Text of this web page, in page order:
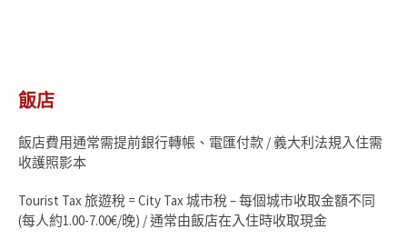
飯店
飯店費用通常需提前銀行轉帳、電匯付款 / 義大利法規入住需
收護照影本
Tourist Tax 旅遊稅 = City Tax 城市稅 – 每個城市收取金額不同
(每人約1.00-7.00€/晚) / 通常由飯店在入住時收取現金